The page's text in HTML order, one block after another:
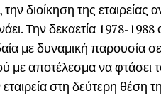
διοίκηση της εταιρείας
Την δεκαετία 1978-1988
με δυναμική παρουσία
με αποτέλεσμα να φτάσει
στη δεύτερη θέση